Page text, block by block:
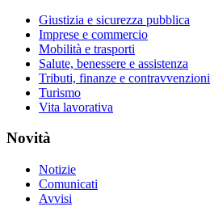
Giustizia e sicurezza pubblica
Imprese e commercio
Mobilità e trasporti
Salute, benessere e assistenza
Tributi, finanze e contravvenzioni
Turismo
Vita lavorativa
Novità
Notizie
Comunicati
Avvisi